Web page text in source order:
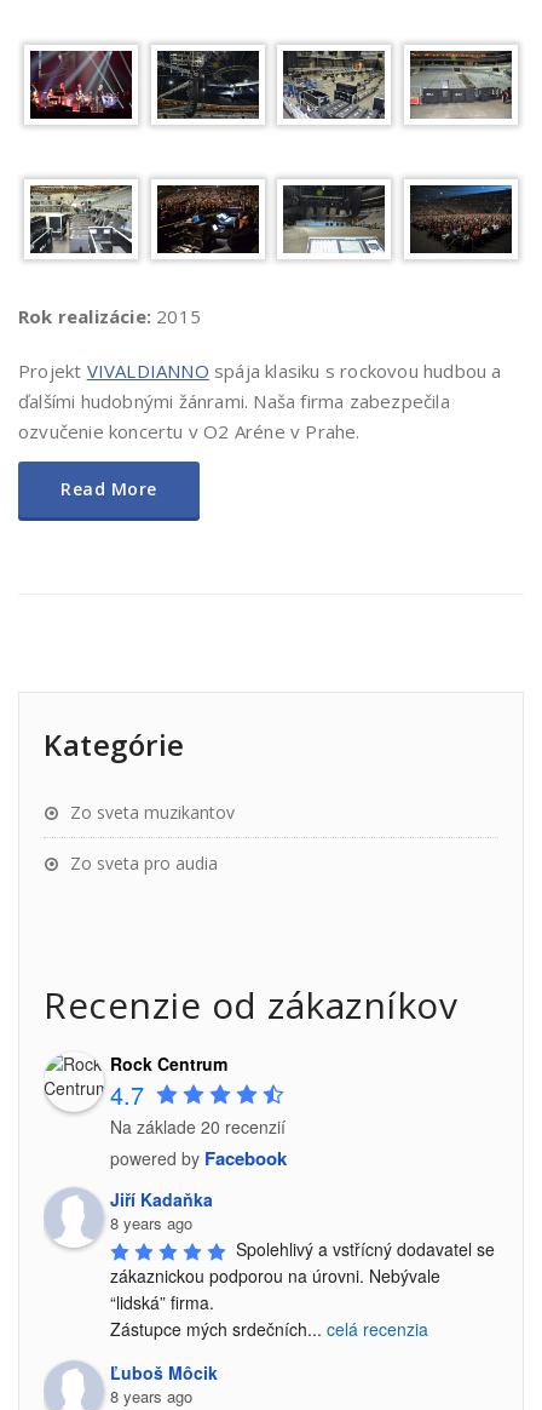
Rok realizácie: 2015
Projekt VIVALDIANNO spája klasiku s rockovou hudbou a
ďalšími hudobnými žánrami. Naša firma zabezpečila
ozvučenie koncertu v O2 Aréne v Prahe.
Read More
Kategórie
Zo sveta muzikantov
Zo sveta pro audia
Recenzie od zákazníkov
Rock Centrum
4.7
Na základe 20 recenzií
powered by Facebook
Jiří Kadaňka
8 years ago
Spolehlivý a vstřícný dodavatel se
zákaznickou podporou na úrovni. Nebývale
“lidská” firma.
Zástupce mých srdečních... celá recenzia
Ľuboš Môcik
8 years ago